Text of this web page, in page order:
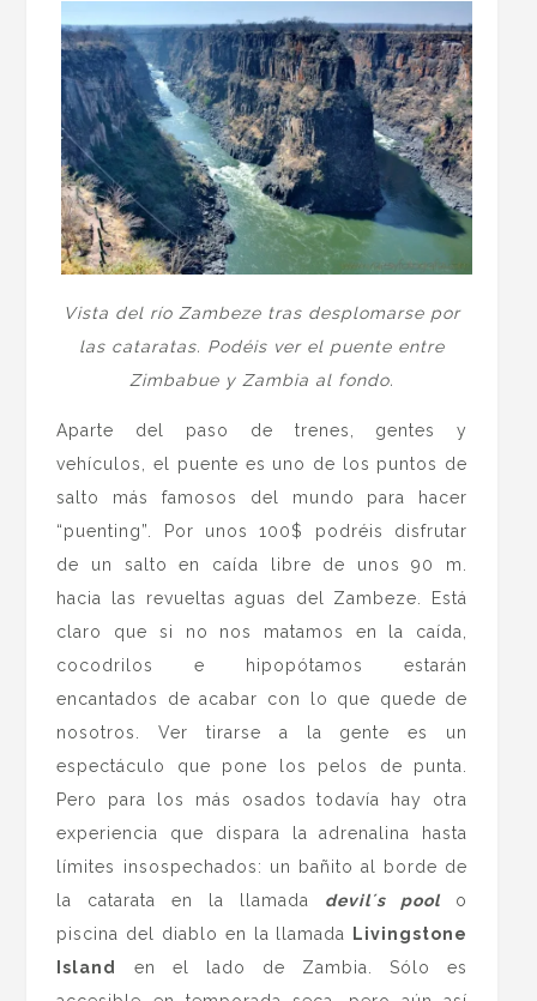
Vista del río Zambeze tras desplomarse por
las cataratas. Podéis ver el puente entre
Zimbabue y Zambia al fondo.
Aparte del paso de trenes, gentes y
vehículos, el puente es uno de los puntos de
salto más famosos del mundo para hacer
“puenting”. Por unos 100$ podréis disfrutar
de un salto en caída libre de unos 90 m.
hacia las revueltas aguas del Zambeze. Está
claro que si no nos matamos en la caída,
cocodrilos e hipopótamos estarán
encantados de acabar con lo que quede de
nosotros. Ver tirarse a la gente es un
espectáculo que pone los pelos de punta.
Pero para los más osados todavía hay otra
experiencia que dispara la adrenalina hasta
límites insospechados: un bañito al borde de
la catarata en la llamada devil´s pool o
piscina del diablo en la llamada
Livingstone
Island
en el lado de Zambia. Sólo es